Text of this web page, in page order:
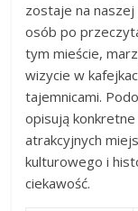
zostaje na
osób po
tym mieście,
wizycie w
tajemnicami.
opisują
atrakcyjnych
kulturowego i
ciekawość.